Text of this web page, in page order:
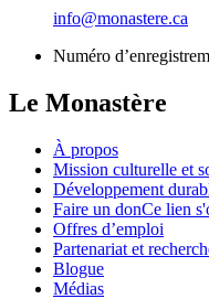
info@monastere.ca
Numéro
Le Monastère
À propos
Mission culturelle et
Développement
Faire un donCe lien
Offres d’emploi
Partenariat et
Blogue
Médias